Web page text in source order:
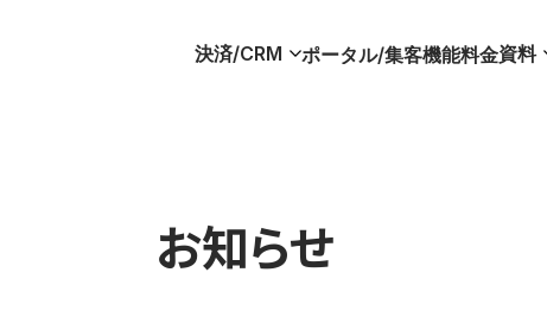
決済/CRM ポータル/集客機能料金資料
お知らせ